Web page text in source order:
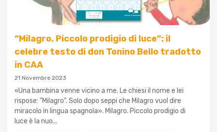
“Milagro. Piccolo prodigio di luce”: il
celebre testo di don Tonino Bello tradotto
in CAA
21 Novembre 2023
«Una bambina venne vicino a me. Le chiesi il nome e lei
rispose: "Milagro". Solo dopo seppi che Milagro vuol dire
miracolo in lingua spagnola». Milagro. Piccolo prodigio di
luce è la nuo...